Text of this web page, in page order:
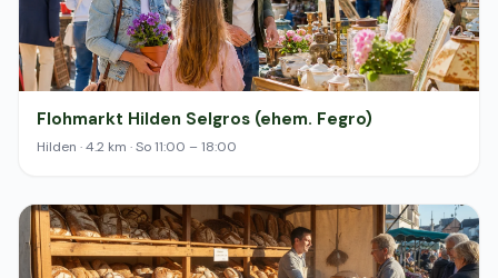
Flohmarkt Hilden Selgros (ehem. Fegro)
Hilden · 4.2 km · So 11:00 – 18:00